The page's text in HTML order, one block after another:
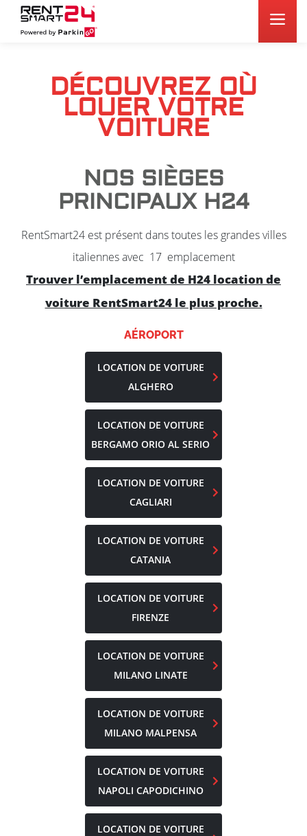
DÉCOUVREZ OÙ
LOUER VOTRE
VOITURE
NOS SIÈGES
PRINCIPAUX H24
RentSmart24 est présent dans toutes les grandes villes
italiennes avec 17 emplacement
Trouver l’emplacement de H24 location de
voiture RentSmart24 le plus proche.
AÉROPORT
LOCATION DE VOITURE
ALGHERO
LOCATION DE VOITURE
BERGAMO ORIO AL SERIO
LOCATION DE VOITURE
CAGLIARI
LOCATION DE VOITURE
CATANIA
LOCATION DE VOITURE
FIRENZE
LOCATION DE VOITURE
MILANO LINATE
LOCATION DE VOITURE
MILANO MALPENSA
LOCATION DE VOITURE
NAPOLI CAPODICHINO
LOCATION DE VOITURE